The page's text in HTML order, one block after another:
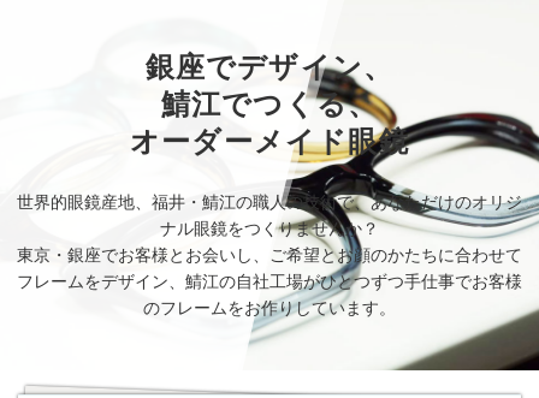
銀座でデザイン、
鯖江でつくる、
オーダーメイド眼鏡
世界的眼鏡産地、福井・鯖江の職人の技術で、あなただけのオリジ
ナル眼鏡をつくりませんか？
東京・銀座でお客様とお会いし、ご希望とお顔のかたちに合わせて
フレームをデザイン、鯖江の自社工場がひとつずつ手仕事でお客様
のフレームをお作りしています。